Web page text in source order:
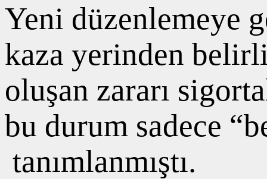
Yeni düzenlemeye
kaza yerinden
oluşan zararı
bu durum sadece
tanımlanmıştı.